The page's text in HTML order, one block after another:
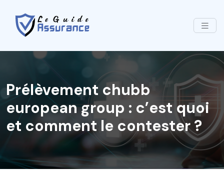
Prélèvement chubb
european group : c’est quoi
et comment le contester ?